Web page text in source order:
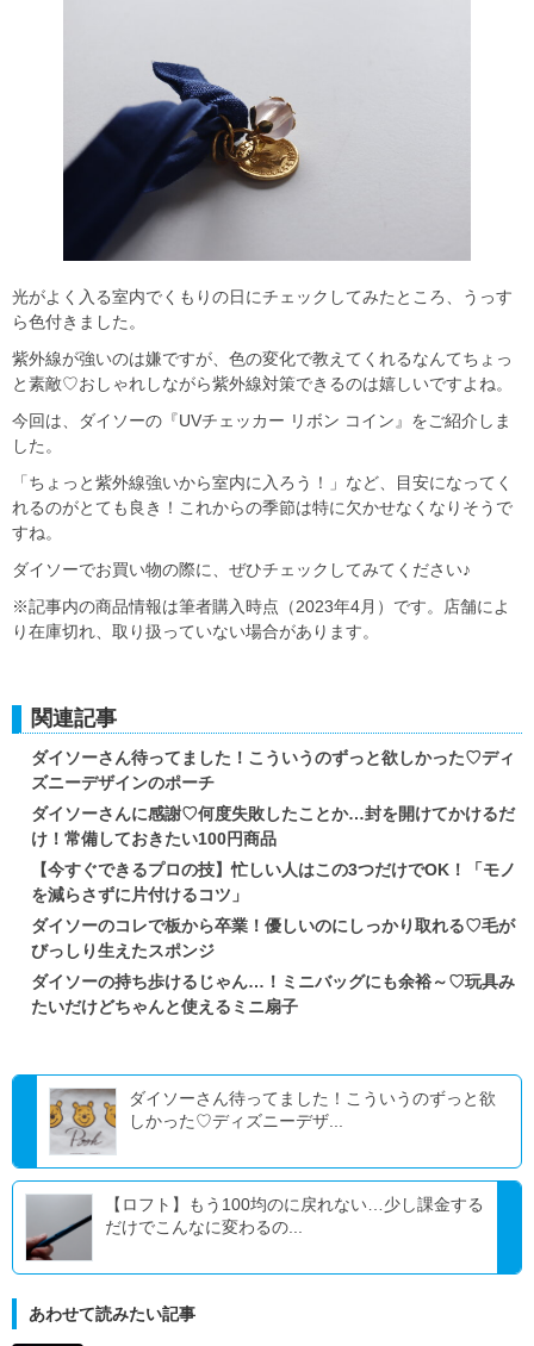
光がよく入る室内でくもりの日にチェックしてみたところ、うっす
ら色付きました。
紫外線が強いのは嫌ですが、色の変化で教えてくれるなんてちょっ
と素敵♡おしゃれしながら紫外線対策できるのは嬉しいですよね。
今回は、ダイソーの『UVチェッカー リボン コイン』をご紹介しま
した。
「ちょっと紫外線強いから室内に入ろう！」など、目安になってく
れるのがとても良き！これからの季節は特に欠かせなくなりそうで
すね。
ダイソーでお買い物の際に、ぜひチェックしてみてください♪
※記事内の商品情報は筆者購入時点（2023年4月）です。店舗によ
り在庫切れ、取り扱っていない場合があります。
関連記事
ダイソーさん待ってました！こういうのずっと欲しかった♡ディ
ズニーデザインのポーチ
ダイソーさんに感謝♡何度失敗したことか…封を開けてかけるだ
け！常備しておきたい100円商品
【今すぐできるプロの技】忙しい人はこの3つだけでOK！「モノ
を減らさずに片付けるコツ」
ダイソーのコレで板から卒業！優しいのにしっかり取れる♡毛が
びっしり生えたスポンジ
ダイソーの持ち歩けるじゃん…！ミニバッグにも余裕～♡玩具み
たいだけどちゃんと使えるミニ扇子
ダイソーさん待ってました！こういうのずっと欲
しかった♡ディズニーデザ...
【ロフト】もう100均のに戻れない…少し課金する
だけでこんなに変わるの...
あわせて読みたい記事